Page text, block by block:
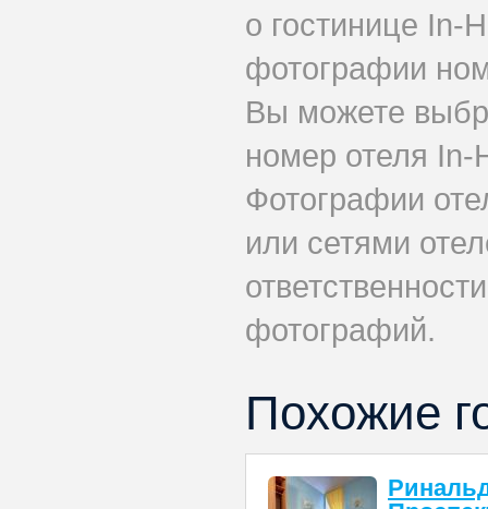
о гостинице In-
фотографии
Вы можете
номер отеля In-
Фотографии
или сетями
фотографий.
Похожие